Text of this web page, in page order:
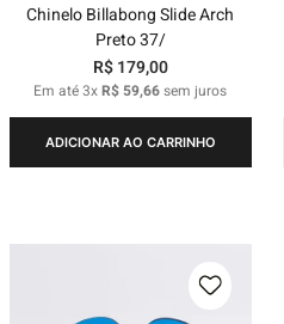
Chinelo Billabong Slide Arch
Preto 37/
R$ 179,00
Em até3xR$ 59,66sem juros
ADICIONAR AO CARRINHO